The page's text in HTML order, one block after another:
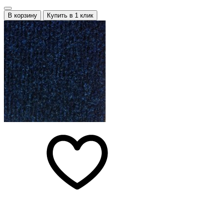
В корзину Купить в 1 клик